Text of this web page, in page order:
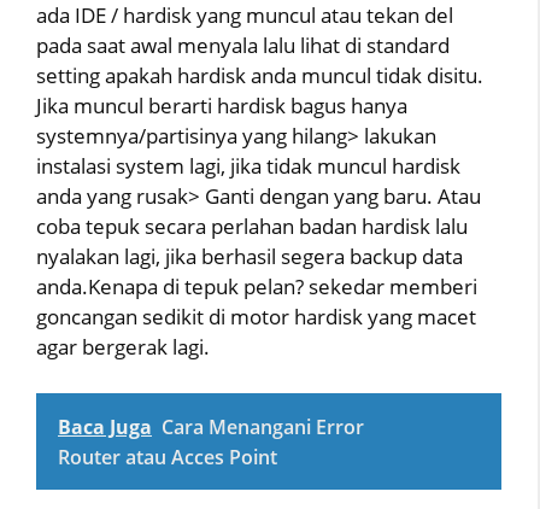
ada IDE / hardisk yang muncul atau tekan del
pada saat awal menyala lalu lihat di standard
setting apakah hardisk anda muncul tidak disitu.
Jika muncul berarti hardisk bagus hanya
systemnya/partisinya yang hilang> lakukan
instalasi system lagi, jika tidak muncul hardisk
anda yang rusak> Ganti dengan yang baru. Atau
coba tepuk secara perlahan badan hardisk lalu
nyalakan lagi, jika berhasil segera backup data
anda.Kenapa di tepuk pelan? sekedar memberi
goncangan sedikit di motor hardisk yang macet
agar bergerak lagi.
Baca Juga Cara Menangani Error
Router atau Acces Point